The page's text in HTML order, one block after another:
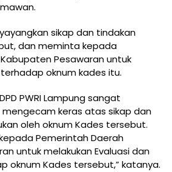
sikap dan tindakan
dan meminta kepada
Pesawaran untuk
oknum kades itu.
PWRI Lampung sangat
keras atas sikap dan
oleh oknum Kades tersebut.
Pemerintah Daerah
untuk melakukan Evaluasi dan
oknum Kades tersebut,” katanya.